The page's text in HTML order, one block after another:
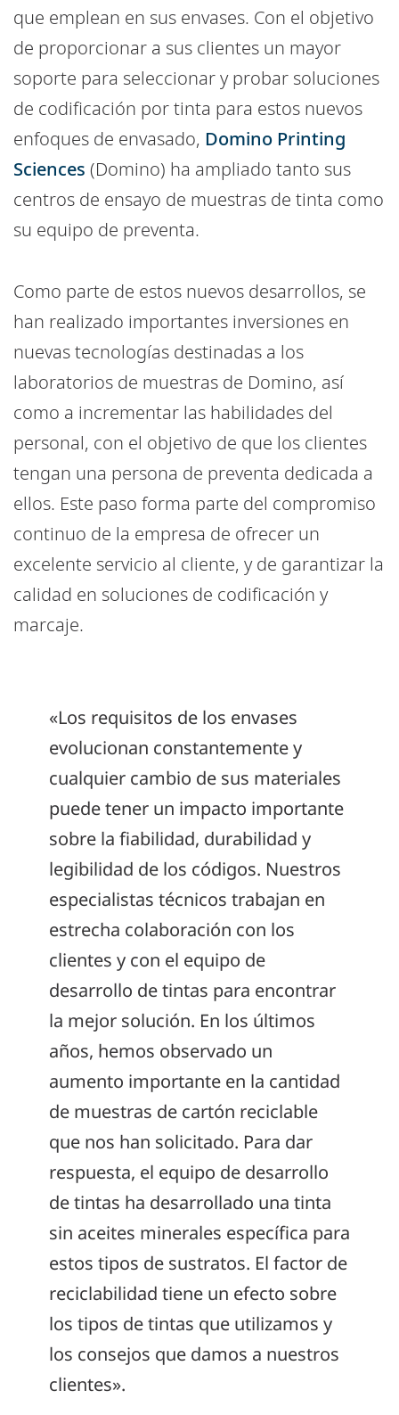
que emplean en sus envases. Con el objetivo
de proporcionar a sus clientes un mayor
soporte para seleccionar y probar soluciones
de codificación por tinta para estos nuevos
enfoques de envasado, Domino Printing
Sciences (Domino) ha ampliado tanto sus
centros de ensayo de muestras de tinta como
su equipo de preventa.
Como parte de estos nuevos desarrollos, se
han realizado importantes inversiones en
nuevas tecnologías destinadas a los
laboratorios de muestras de Domino, así
como a incrementar las habilidades del
personal, con el objetivo de que los clientes
tengan una persona de preventa dedicada a
ellos. Este paso forma parte del compromiso
continuo de la empresa de ofrecer un
excelente servicio al cliente, y de garantizar la
calidad en soluciones de codificación y
marcaje.
«Los requisitos de los envases
evolucionan constantemente y
cualquier cambio de sus materiales
puede tener un impacto importante
sobre la fiabilidad, durabilidad y
legibilidad de los códigos. Nuestros
especialistas técnicos trabajan en
estrecha colaboración con los
clientes y con el equipo de
desarrollo de tintas para encontrar
la mejor solución. En los últimos
años, hemos observado un
aumento importante en la cantidad
de muestras de cartón reciclable
que nos han solicitado. Para dar
respuesta, el equipo de desarrollo
de tintas ha desarrollado una tinta
sin aceites minerales específica para
estos tipos de sustratos. El factor de
reciclabilidad tiene un efecto sobre
los tipos de tintas que utilizamos y
los consejos que damos a nuestros
clientes».